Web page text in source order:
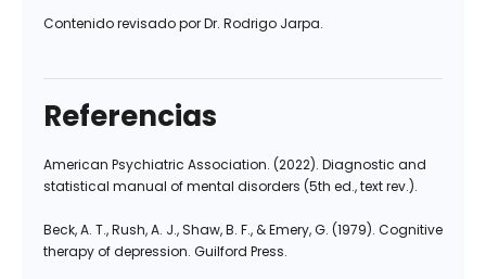
Contenido revisado por Dr. Rodrigo Jarpa.
Referencias
American Psychiatric Association. (2022). Diagnostic and
statistical manual of mental disorders (5th ed., text rev.).
Beck, A. T., Rush, A. J., Shaw, B. F., & Emery, G. (1979). Cognitive
therapy of depression. Guilford Press.